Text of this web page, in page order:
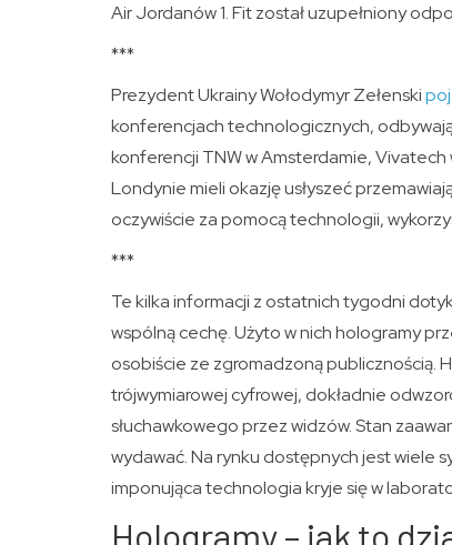
Air Jordanów 1. Fit został uzupełniony
***
Prezydent Ukrainy Wołodymyr Zełenski
konferencjach technologicznych,
konferencji TNW w Amsterdamie, Vivatech
Londynie mieli okazję usłyszeć
oczywiście za pomocą technologii,
***
Te kilka informacji z ostatnich tygodni
wspólną cechę. Użyto w nich hologramy
osobiście ze zgromadzoną publicznością.
trójwymiarowej cyfrowej, dokładnie
słuchawkowego przez widzów. Stan
wydawać. Na rynku dostępnych jest wiele
imponująca technologia kryje się w
Hologramy – jak to